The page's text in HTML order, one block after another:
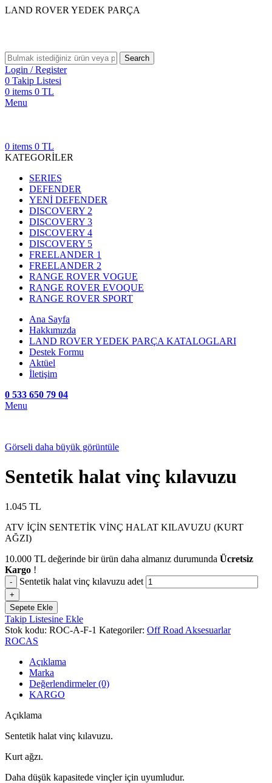
LAND ROVER YEDEK PARÇA
Search
Login / Register
0 Takip Listesi
0 items 0 TL
Menu
0 items 0 TL
KATEGORİLER
SERIES
DEFENDER
YENİ DEFENDER
DISCOVERY 2
DISCOVERY 3
DISCOVERY 4
DISCOVERY 5
FREELANDER 1
FREELANDER 2
RANGE ROVER VOGUE
RANGE ROVER EVOQUE
RANGE ROVER SPORT
Ana Sayfa
Hakkımızda
LAND ROVER YEDEK PARÇA KATALOGLARI
Destek Formu
Aktüel
İletişim
0 533 650 79 04
Menu
Görseli daha büyük görüntüle
Sentetik halat vinç kılavuzu
1.045 TL
ATV İÇİN SENTETİK VİNÇ HALAT KILAVUZU (KURT
AĞZI)
10.000 TL değerinde bir ürün daha almanız durumunda Ücretsiz
Kargo !
Sentetik halat vinç kılavuzu adet
Sepete Ekle
Takip Listesine Ekle
Stok kodu: ROC-A-F-1 Kategoriler: Off Road Aksesuarlar
ROCAS
Açıklama
Marka
Değerlendirmeler (0)
KARGO
Açıklama
Sentetik halat vinç kılavuzu.
Kurt ağzı.
Daha düşük kapasitede vinçler için uyumludur.